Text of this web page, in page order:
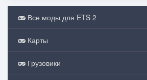
Все моды для ETS 2
Карты
Грузовики